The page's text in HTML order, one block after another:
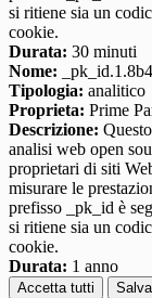
si ritiene sia un
cookie.
Durata: 30 minuti
Nome:
Tipologia: analitico
Proprieta: Prime
Descrizione:
analisi web open
proprietari di siti
misurare le
prefisso _pk_id è
si ritiene sia un
cookie.
Durata: 1 anno
Accetta tutti